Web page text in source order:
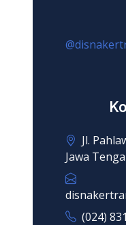
Jl.
Jawa
(024)